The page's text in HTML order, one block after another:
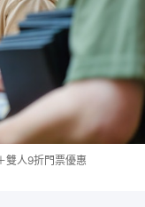
雙人9折門票優惠